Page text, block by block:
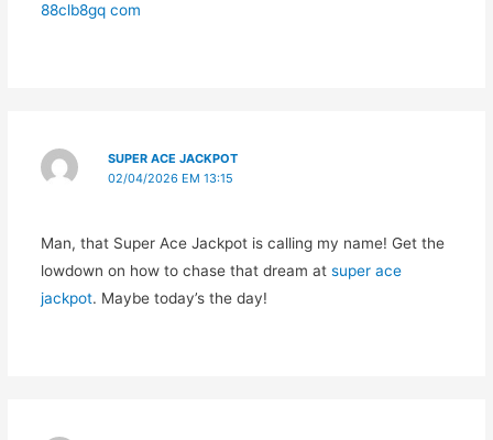
88clb8gq com
SUPER ACE JACKPOT
02/04/2026 EM 13:15
Man, that Super Ace Jackpot is calling my name! Get the
lowdown on how to chase that dream at super ace
jackpot. Maybe today’s the day!